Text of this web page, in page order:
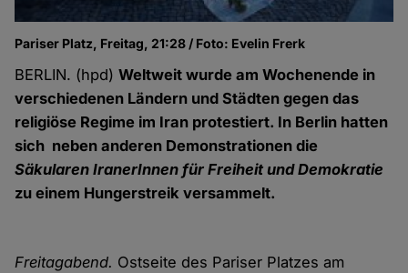
Pariser Platz, Freitag, 21:28 / Foto: Evelin Frerk
BERLIN. (hpd)Weltweit wurde am Wochenende in
verschiedenen Ländern und Städten gegen das
religiöse Regime im Iran protestiert. In Berlin hatten
sich neben anderen Demonstrationen die
Säkularen IranerInnen für Freiheit und Demokratie
zu einem Hungerstreik versammelt.
Freitagabend. Ostseite des Pariser Platzes am